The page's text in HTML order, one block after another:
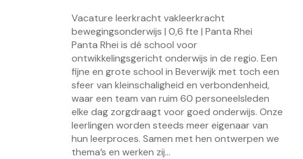
Vacature leerkracht vakleerkracht
bewegingsonderwijs | 0,6 fte | Panta Rhei
Panta Rhei is dé school voor
ontwikkelingsgericht onderwijs in de regio. Een
fijne en grote school in Beverwijk met toch een
sfeer van kleinschaligheid en verbondenheid,
waar een team van ruim 60 personeelsleden
elke dag zorgdraagt voor goed onderwijs. Onze
leerlingen worden steeds meer eigenaar van
hun leerproces. Samen met hen ontwerpen we
thema’s en werken zij...